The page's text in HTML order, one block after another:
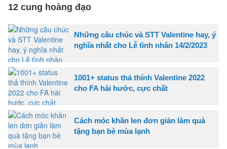
12 cung hoàng đạo
Những câu chúc và STT Valentine hay, ý
nghĩa nhất cho Lễ tình nhân 14/2/2023
1001+ status thả thính Valentine 2022
cho FA hài hước, cực chất
Cách móc khăn len đơn giản làm quà
tặng bạn bè mùa lạnh